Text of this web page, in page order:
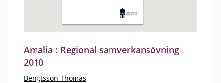
Amalia : Regional samverkansövning
2010
Bengtsson Thomas